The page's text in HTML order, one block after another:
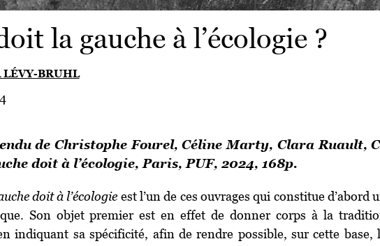
la gauche à l’écologie ?
LÉVY-BRUHL
de Christophe Fourel, Céline Marty, Clara Ruault,
doit à l’écologie, Paris, PUF, 2024, 168p.
doit à l’écologie est l’un de ces ouvrages qui constitue d’abord
Son objet premier est en effet de donner corps à la
indiquant sa spécificité, afin de rendre possible, sur cette base,